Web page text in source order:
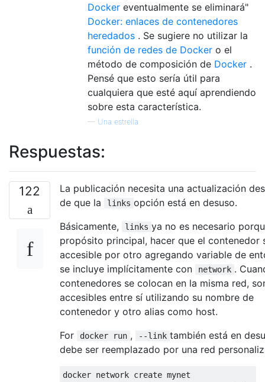
Docker eventualmente se eliminará"
Docker: enlaces de contenedores
heredados . Se sugiere no utilizar la
función de redes de Docker o el
método de composición de Docker .
Pensé que esto sería útil para
cualquiera que esté aquí aprendiendo
sobre esta característica.
— Una estrella
Respuestas:
122
La publicación necesita una actualización
de que la
links opción está en desuso.
Básicamente,
links ya no es necesario
propósito principal, hacer que el contenedor
accesible por otro agregando variable de
se incluye implícitamente con
network .
contenedores se colocan en la misma red,
accesibles entre sí utilizando su nombre de
contenedor y otro alias como host.
For
docker run , --link también está en
debe ser reemplazado por una red
docker network create mynet